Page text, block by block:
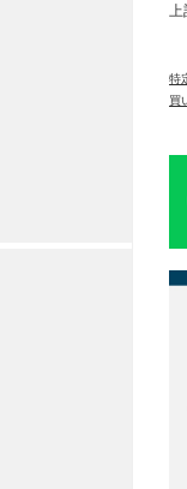
上
特
買